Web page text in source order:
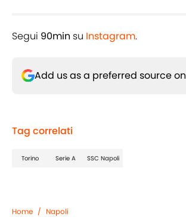
Segui 90min su Instagram.
Add us as a preferred source on
Tag correlati
Torino Serie A SSC Napoli
Home / Napoli